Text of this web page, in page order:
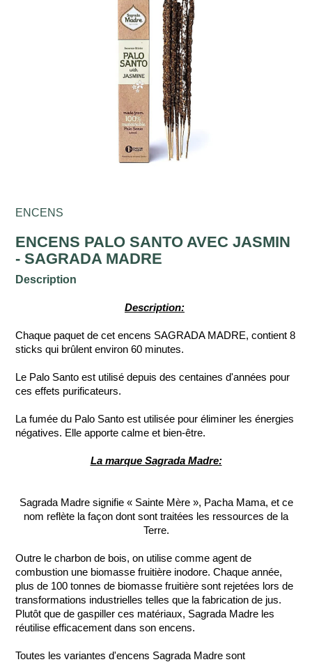
ENCENS
ENCENS PALO SANTO AVEC JASMIN
- SAGRADA MADRE
Description
Description:
Chaque paquet de cet encens SAGRADA MADRE, contient 8
sticks qui brûlent environ 60 minutes.
Le Palo Santo est utilisé depuis des centaines d'années pour
ces effets purificateurs.
La fumée du Palo Santo est utilisée pour éliminer les énergies
négatives. Elle apporte calme et bien-être.
La marque Sagrada Madre:
Sagrada Madre signifie « Sainte Mère », Pacha Mama, et ce
nom reflète la façon dont sont traitées les ressources de la
Terre.
Outre le charbon de bois, on utilise comme agent de
combustion une biomasse fruitière inodore. Chaque année,
plus de 100 tonnes de biomasse fruitière sont rejetées lors de
transformations industrielles telles que la fabrication de jus.
Plutôt que de gaspiller ces matériaux, Sagrada Madre les
réutilise efficacement dans son encens.
​Toutes les variantes d'encens Sagrada Madre sont